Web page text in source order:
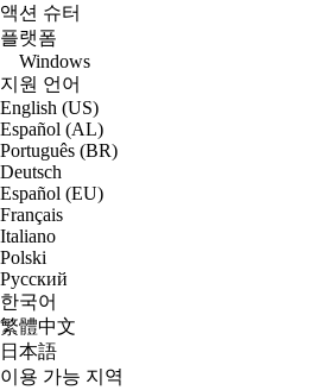
액션 슈터
플랫폼
Windows
지원 언어
English (US)
Español (AL)
Português (BR)
Deutsch
Español (EU)
Français
Italiano
Polski
Русский
한국어
繁體中文
日本語
이용 가능 지역